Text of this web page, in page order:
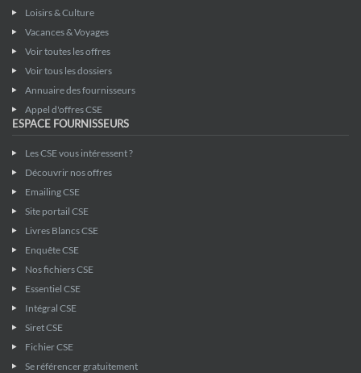
Loisirs & Culture
Vacances & Voyages
Voir toutes les offres
Voir tous les dossiers
Annuaire des fournisseurs
Appel d'offres CSE
ESPACE FOURNISSEURS
Les CSE vous intéressent ?
Découvrir nos offres
Emailing CSE
Site portail CSE
Livres Blancs CSE
Enquête CSE
Nos fichiers CSE
Essentiel CSE
Intégral CSE
Siret CSE
Fichier CSE
Se référencer gratuitement